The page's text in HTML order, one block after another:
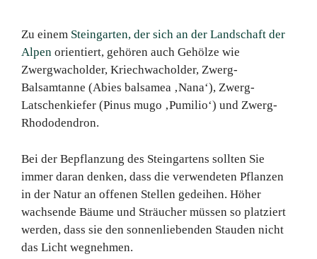
Zu einem Steingarten, der sich an der Landschaft der
Alpen orientiert, gehören auch Gehölze wie
Zwergwacholder, Kriechwacholder, Zwerg-
Balsamtanne (Abies balsamea ‚Nana‘), Zwerg-
Latschenkiefer (Pinus mugo ‚Pumilio‘) und Zwerg-
Rhododendron.
Bei der Bepflanzung des Steingartens sollten Sie
immer daran denken, dass die verwendeten Pflanzen
in der Natur an offenen Stellen gedeihen. Höher
wachsende Bäume und Sträucher müssen so platziert
werden, dass sie den sonnenliebenden Stauden nicht
das Licht wegnehmen.